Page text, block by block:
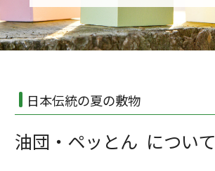
日本伝統の夏の敷物
油団・ペッとん について